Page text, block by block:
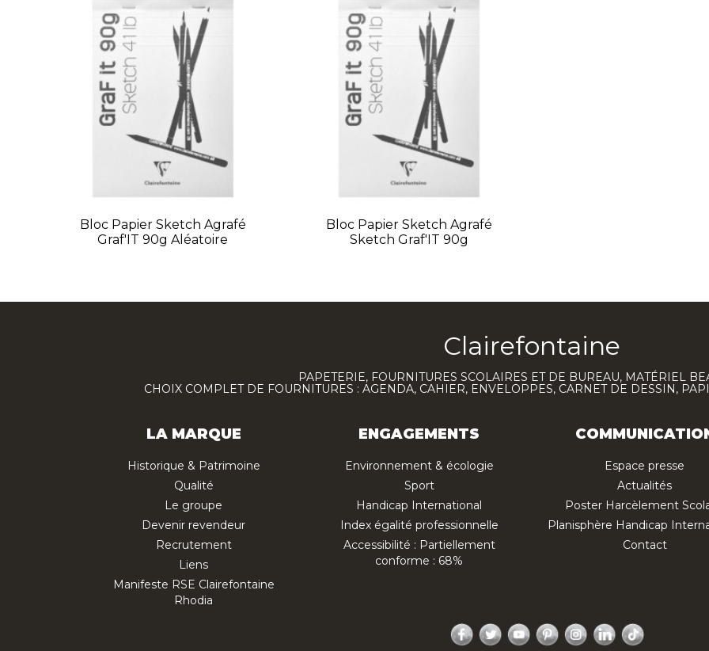
Bloc Papier Sketch Agrafé
Graf'IT 90g Aléatoire
Bloc Papier Sketch Agrafé
Sketch Graf'IT 90g
Clairefontaine
PAPETERIE, FOURNITURES SCOLAIRES ET DE BUREAU, MATÉRIEL
CHOIX COMPLET DE FOURNITURES : AGENDA, CAHIER, ENVELOPPES, CARNET DE DESSIN,
LA MARQUE
Historique & Patrimoine
Qualité
Le groupe
Devenir revendeur
Recrutement
Liens
Manifeste RSE Clairefontaine
Rhodia
ENGAGEMENTS
Environnement & écologie
Sport
Handicap International
Index égalité professionnelle
Accessibilité : Partiellement
conforme : 68%
Espace presse
Actualités
Poster Harcèlement
Planisphère Handicap
Contact
Facebook
TwitterYouTubePinterestInstagram
LinkedIn